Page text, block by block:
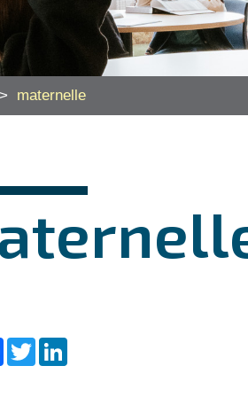
> maternelle
Facebook
Twitter